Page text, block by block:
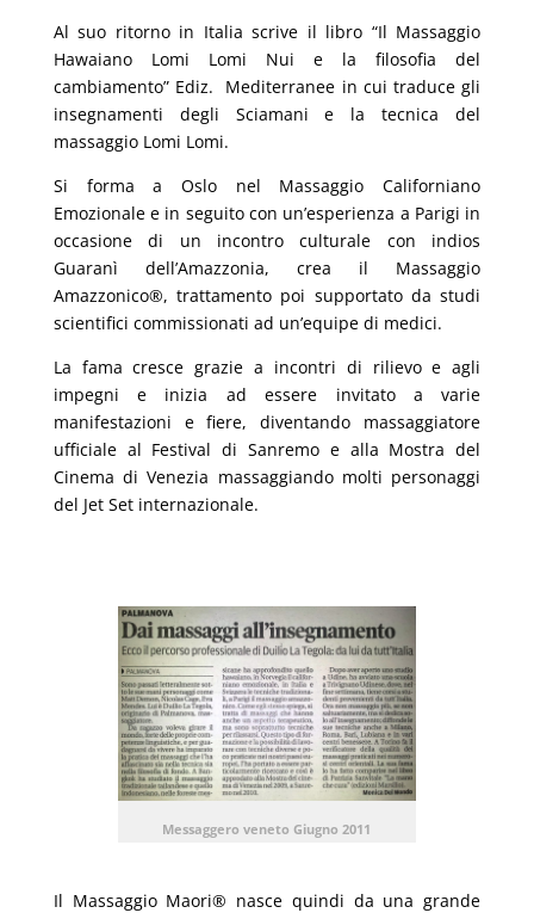
Al suo ritorno in Italia scrive il libro “Il Massaggio
Hawaiano Lomi Lomi Nui e la filosofia del
cambiamento” Ediz. Mediterranee in cui traduce gli
insegnamenti degli Sciamani e la tecnica del
massaggio Lomi Lomi.
Si forma a Oslo nel Massaggio Californiano
Emozionale e in seguito con un’esperienza a Parigi in
occasione di un incontro culturale con indios
Guaranì dell’Amazzonia, crea il Massaggio
Amazzonico®, trattamento poi supportato da studi
scientifici commissionati ad un’equipe di medici.
La fama cresce grazie a incontri di rilievo e agli
impegni e inizia ad essere invitato a varie
manifestazioni e fiere, diventando massaggiatore
ufficiale al Festival di Sanremo e alla Mostra del
Cinema di Venezia massaggiando molti personaggi
del Jet Set internazionale.
Messaggero veneto Giugno 2011
Il Massaggio Maori® nasce quindi da una grande